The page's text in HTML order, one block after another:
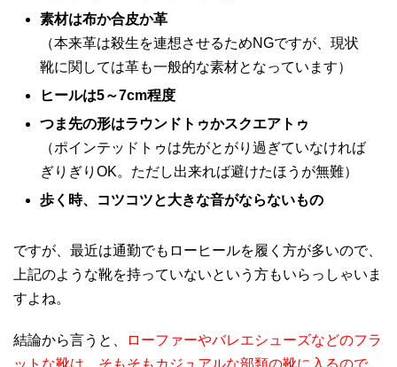
素材は布か合皮か革
（本来革は殺生を連想させるためNGですが、現状
靴に関しては革も一般的な素材となっています）
ヒールは5～7cm程度
つま先の形はラウンドトゥかスクエアトゥ
（ポインテッドトゥは先がとがり過ぎていなければ
ぎりぎりOK。ただし出来れば避けたほうが無難）
歩く時、コツコツと大きな音がならないもの
ですが、最近は通勤でもローヒールを履く方が多いので、
上記のような靴を持っていないという方もいらっしゃいま
すよね。
結論から言うと、
ローファーやバレエシューズなどのフラ